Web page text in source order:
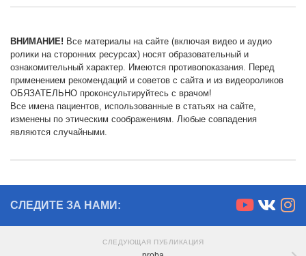
ВНИМАНИЕ! Все материалы на сайте (включая видео и аудио
ролики на сторонних ресурсах) носят образовательный и
ознакомительный характер. Имеются противопоказания. Перед
применением рекомендаций и советов с сайта и из видеороликов
ОБЯЗАТЕЛЬНО проконсультируйтесь с врачом!
Все имена пациентов, использованные в статьях на сайте,
изменены по этическим соображениям. Любые совпадения
являются случайными.
СЛЕДИТЕ ЗА НАМИ:
СЛЕДУЮЩАЯ ПУБЛИКАЦИЯ